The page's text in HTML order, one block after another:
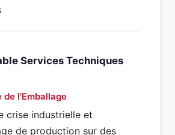
Services Techniques
de l'Emballage
crise industrielle et
de production sur des